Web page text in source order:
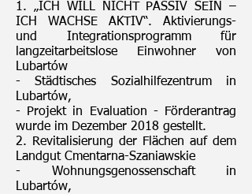
1. „ICH WILL NICHT PASSIV SEIN –
ICH WACHSE AKTIV“. Aktivierungs-
und Integrationsprogramm für
langzeitarbeitslose Einwohner von
Lubartów
- Städtisches Sozialhilfezentrum in
Lubartów,
- Projekt in Evaluation - Förderantrag
wurde im Dezember 2018 gestellt.
2. Revitalisierung der Flächen auf dem
Landgut Cmentarna-Szaniawskie
- Wohnungsgenossenschaft in
Lubartów,